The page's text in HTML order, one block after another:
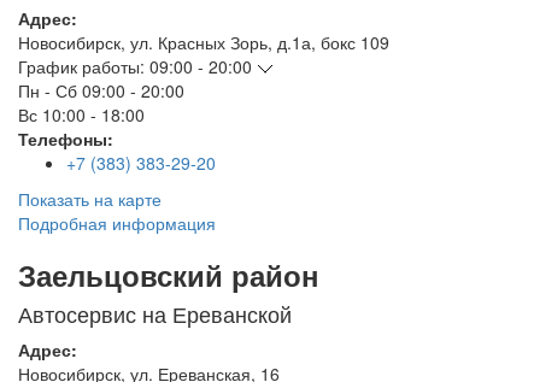
Адрес:
Новосибирск, ул. Красных Зорь, д.1а, бокс 109
График работы: 09:00 - 20:00
Пн - Сб 09:00 - 20:00
Вс 10:00 - 18:00
Телефоны:
+7 (383) 383-29-20
Показать на карте
Подробная информация
Заельцовский район
Автосервис на Ереванской
Адрес:
Новосибирск, ул. Ереванская, 16